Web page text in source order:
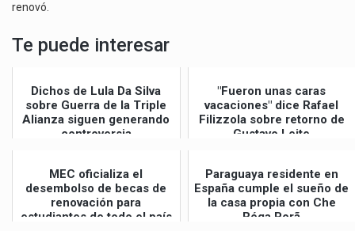
renovó.
Te puede interesar
Dichos de Lula Da Silva
sobre Guerra de la Triple
Alianza siguen generando
controversia
"Fueron unas caras
vacaciones" dice Rafael
Filizzola sobre retorno de
Gustavo Leite
MEC oficializa el
desembolso de becas de
renovación para
estudiantes de todo el país
Paraguaya residente en
España cumple el sueño de
la casa propia con Che
Róga Porã